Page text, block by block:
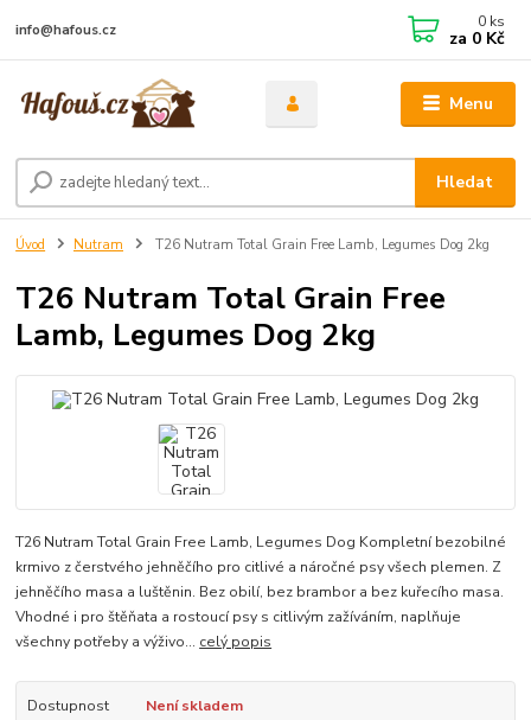
Menu
Hledat
info@hafous.cz 0 ks
za 0 Kč
Úvod Nutram T26 Nutram Total Grain Free Lamb, Legumes Dog 2kg
T26 Nutram Total Grain Free
Lamb, Legumes Dog 2kg
T26 Nutram Total Grain Free Lamb, Legumes Dog Kompletní bezobilné
krmivo z čerstvého jehněčího pro citlivé a náročné psy všech plemen. Z
jehněčího masa a luštěnin. Bez obilí, bez brambor a bez kuřecího masa.
Vhodné i pro štěňata a rostoucí psy s citlivým zažíváním, naplňuje
všechny potřeby a výživo... celý popis
Dostupnost Není skladem